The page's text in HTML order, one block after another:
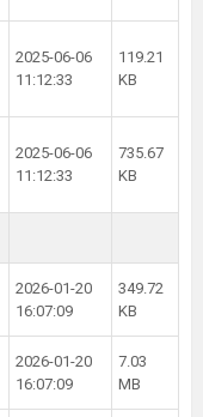
2025-06-06
11:12:33
119.21
KB
2025-06-06
11:12:33
735.67
KB
2026-01-20
16:07:09
349.72
KB
2026-01-20
16:07:09
7.03
MB